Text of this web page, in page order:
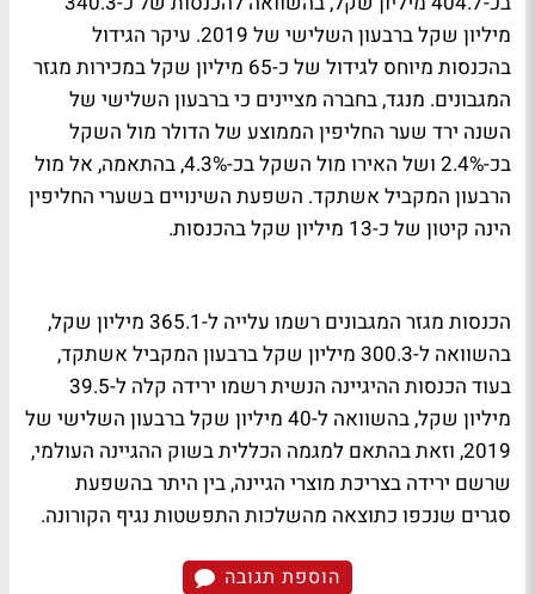
מיליון שקל ברבעון השלישי של 2019. עיקר הגידול
בהכנסות מיוחס לגידול של כ-65 מיליון שקל במכירות מגזר
המגבונים. מנגד, בחברה מציינים כי ברבעון השלישי של
השנה ירד שער החליפין הממוצע של הדולר מול השקל
בכ-2.4% ושל האירו מול השקל בכ-4.3%, בהתאמה, אל מול
הרבעון המקביל אשתקד. השפעת השינויים בשערי החליפין
הינה קיטון של כ-13 מיליון שקל בהכנסות.
הכנסות מגזר המגבונים רשמו עלייה ל-365.1 מיליון שקל,
בהשוואה ל-300.3 מיליון שקל ברבעון המקביל אשתקד,
בעוד הכנסות ההיגיינה הנשית רשמו ירידה קלה ל-39.5
מיליון שקל, בהשוואה ל-40 מיליון שקל ברבעון השלישי של
2019, וזאת בהתאם למגמה הכללית בשוק ההגיינה העולמי,
שרשם ירידה בצריכת מוצרי הגיינה, בין היתר בהשפעת
סגרים שנכפו כתוצאה מהשלכות התפשטות נגיף הקורונה.
הוספת תגובה